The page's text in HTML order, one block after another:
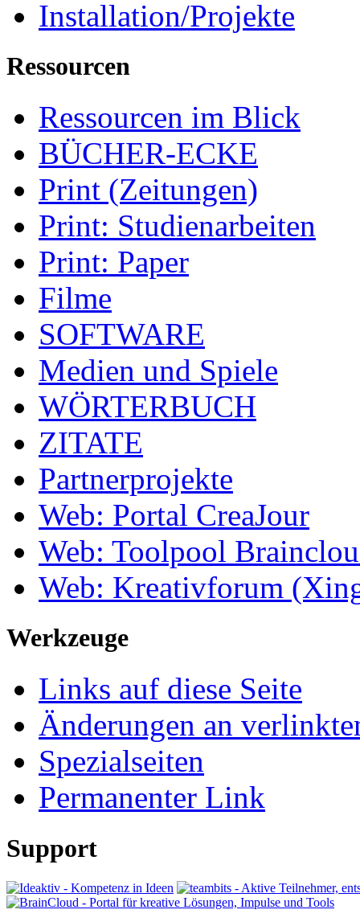
Installation/Projekte
Ressourcen
Ressourcen im Blick
BÜCHER-ECKE
Print (Zeitungen)
Print: Studienarbeiten
Print: Paper
Filme
SOFTWARE
Medien und Spiele
WÖRTERBUCH
ZITATE
Partnerprojekte
Web: Portal CreaJour
Web: Toolpool
Web: Kreativforum
Werkzeuge
Links auf diese Seite
Änderungen an
Spezialseiten
Permanenter Link
Support